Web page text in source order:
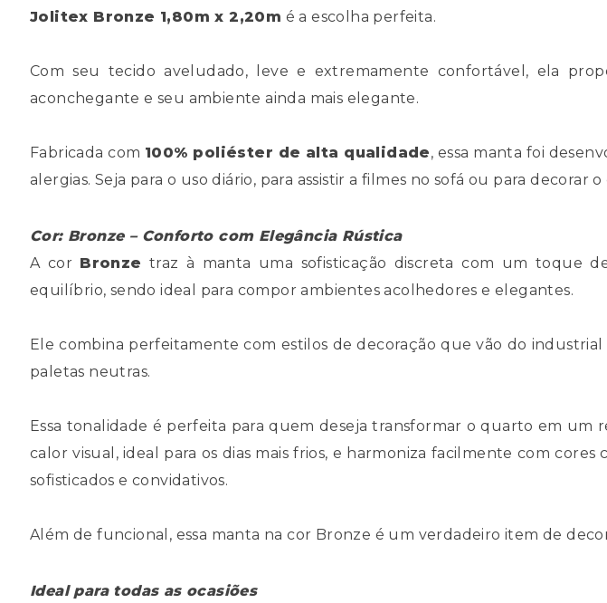
Jolitex Bronze 1,80m x 2,20m é a escolha perfeita.
Com seu tecido aveludado, leve e extremamente confortável, ela
aconchegante e seu ambiente ainda mais elegante.
Fabricada com 100% poliéster de alta qualidade, essa manta foi
alergias. Seja para o uso diário, para assistir a filmes no sofá ou para decorar
Cor: Bronze – Conforto com Elegância Rústica
A cor Bronze traz à manta uma sofisticação discreta com um toque
equilíbrio, sendo ideal para compor ambientes acolhedores e elegantes.
Ele combina perfeitamente com estilos de decoração que vão do
paletas neutras.
Essa tonalidade é perfeita para quem deseja transformar o quarto em
calor visual, ideal para os dias mais frios, e harmoniza facilmente com
sofisticados e convidativos.
Além de funcional, essa manta na cor Bronze é um verdadeiro item de
Ideal para todas as ocasiões